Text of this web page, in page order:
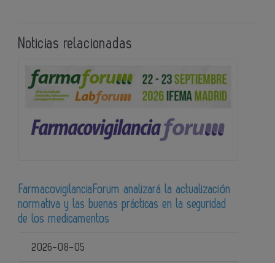
Noticias relacionadas
FarmacovigilanciaForum analizará la actualización
normativa y las buenas prácticas en la seguridad
de los medicamentos
2026-08-05